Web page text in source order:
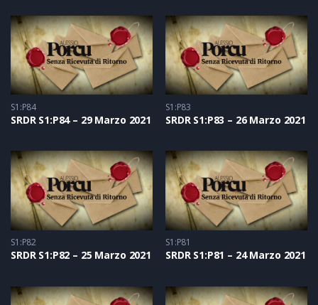
S1:P84
SRDR S1:P84 – 29 Marzo 2021
S1:P83
SRDR S1:P83 – 26 Marzo 2021
S1:P82
SRDR S1:P82 – 25 Marzo 2021
S1:P81
SRDR S1:P81 – 24 Marzo 2021